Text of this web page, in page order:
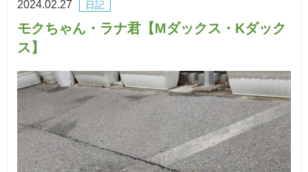
日記
2024.02.27
モクちゃん・ラナ君【Mダックス・Kダック
ス】